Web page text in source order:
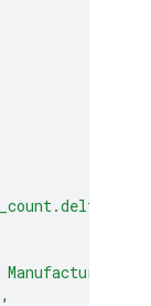
Manufacturer"
,